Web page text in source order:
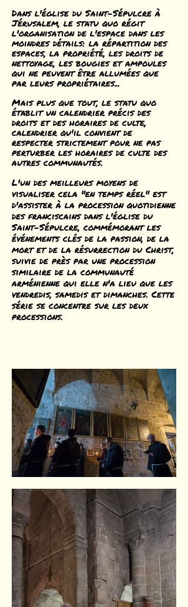
Dans l'église du Saint-Sépulcre à
Jérusalem, le statu quo régit
l'organisation de l'espace dans les
moindres détails: la répartition des
espaces, la propriété, les droits de
nettoyage, les bougies et ampoules
qui ne peuvent être allumées que
par leurs propriétaires...
Mais plus que tout, le statu quo
établit un calendrier précis des
droits et des horaires de culte,
calendrier qu'il convient de
respecter strictement pour ne pas
perturber les horaires de culte des
autres communautés.
L'un des meilleurs moyens de
visualiser cela "en temps réel" est
d'assister à la procession quotidienne
des franciscains dans l'église du
Saint-Sépulcre, commémorant les
événements clés de la passion, de la
mort et de la résurrection du Christ,
suivie de près par une procession
similaire de la communauté
arménienne qui elle n'a lieu que les
vendredis, samedis et dimanches. Cette
série se concentre sur les deux
processions.